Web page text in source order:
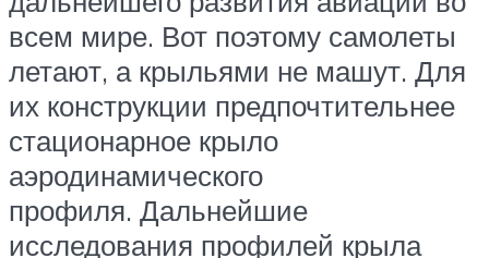
всем мире. Вот поэтому самолеты
летают, а крыльями не машут. Для
их конструкции предпочтительнее
стационарное крыло
аэродинамического
профиля. Дальнейшие
исследования профилей крыла